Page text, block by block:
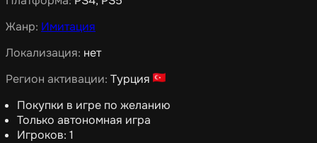
Жанр: Имитация
Локализация: нет
Регион активации: Турция
Покупки в игре по желанию
Только автономная игра
Игроков: 1